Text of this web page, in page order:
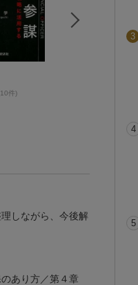
件)
しながら、今後解
あり方／第４章
3
4
5